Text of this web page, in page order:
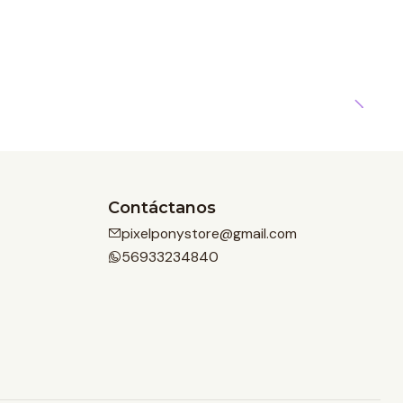
Contáctanos
pixelponystore@gmail.com
56933234840